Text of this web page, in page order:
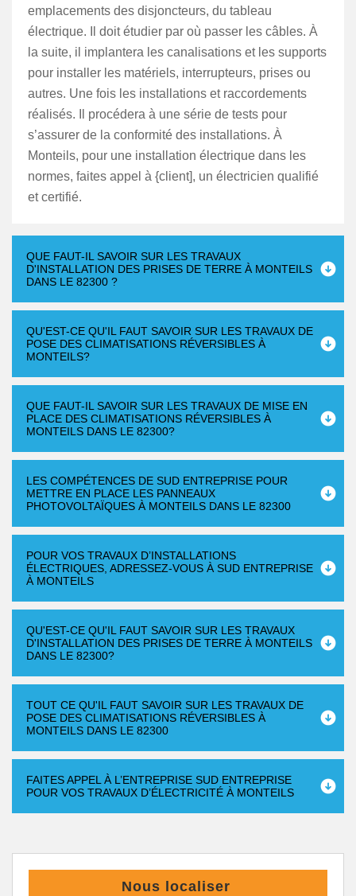
emplacements des disjoncteurs, du tableau
électrique. Il doit étudier par où passer les câbles. À
la suite, il implantera les canalisations et les supports
pour installer les matériels, interrupteurs, prises ou
autres. Une fois les installations et raccordements
réalisés. Il procédera à une série de tests pour
s’assurer de la conformité des installations. À
Monteils, pour une installation électrique dans les
normes, faites appel à {client], un électricien qualifié
et certifié.
QUE FAUT-IL SAVOIR SUR LES TRAVAUX
D'INSTALLATION DES PRISES DE TERRE À MONTEILS
DANS LE 82300 ?
QU'EST-CE QU'IL FAUT SAVOIR SUR LES TRAVAUX DE
POSE DES CLIMATISATIONS RÉVERSIBLES À
MONTEILS?
QUE FAUT-IL SAVOIR SUR LES TRAVAUX DE MISE EN
PLACE DES CLIMATISATIONS RÉVERSIBLES À
MONTEILS DANS LE 82300?
LES COMPÉTENCES DE SUD ENTREPRISE POUR
METTRE EN PLACE LES PANNEAUX
PHOTOVOLTAÏQUES À MONTEILS DANS LE 82300
POUR VOS TRAVAUX D’INSTALLATIONS
ÉLECTRIQUES, ADRESSEZ-VOUS À SUD ENTREPRISE
À MONTEILS
QU'EST-CE QU'IL FAUT SAVOIR SUR LES TRAVAUX
D'INSTALLATION DES PRISES DE TERRE À MONTEILS
DANS LE 82300?
TOUT CE QU'IL FAUT SAVOIR SUR LES TRAVAUX DE
POSE DES CLIMATISATIONS RÉVERSIBLES À
MONTEILS DANS LE 82300
FAITES APPEL À L’ENTREPRISE SUD ENTREPRISE
POUR VOS TRAVAUX D’ÉLECTRICITÉ À MONTEILS
Nous localiser